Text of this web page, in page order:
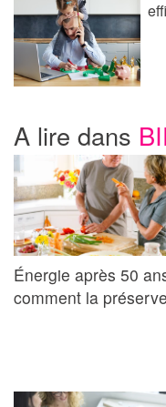
A lire dans
Énergie après 50
comment la